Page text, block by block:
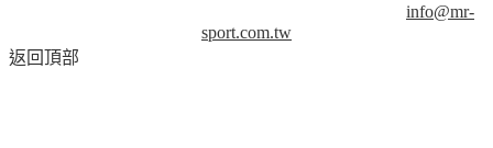
info@mr-
sport.com.tw
返回頂部